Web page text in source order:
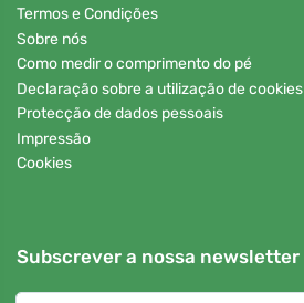
Termos e Condições
Sobre nós
Como medir o comprimento do pé
Declaração sobre a utilização de cookies
Protecção de dados pessoais
Impressão
Cookies
Subscrever a nossa newsletter